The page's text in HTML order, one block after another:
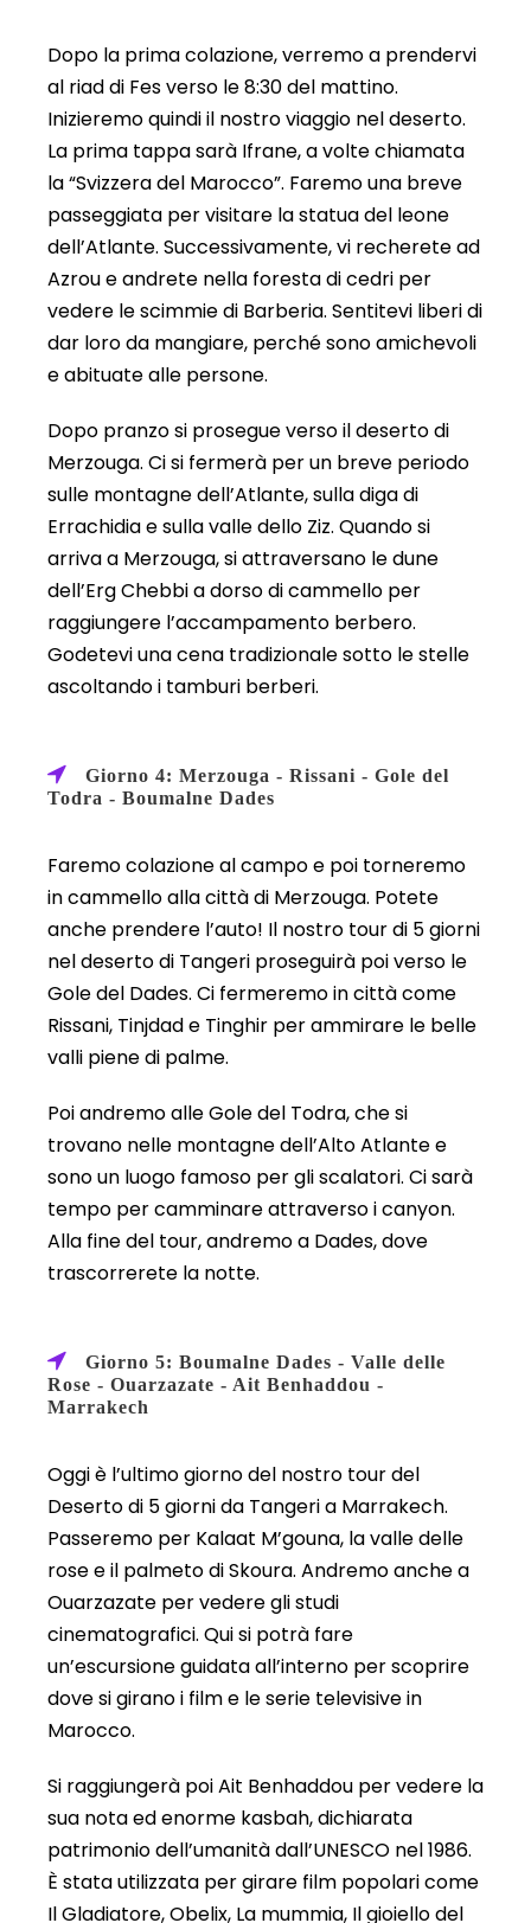
Dopo la prima colazione, verremo a prendervi
al riad di Fes verso le 8:30 del mattino.
Inizieremo quindi il nostro viaggio nel deserto.
La prima tappa sarà Ifrane, a volte chiamata
la “Svizzera del Marocco”. Faremo una breve
passeggiata per visitare la statua del leone
dell’Atlante. Successivamente, vi recherete ad
Azrou e andrete nella foresta di cedri per
vedere le scimmie di Barberia. Sentitevi liberi di
dar loro da mangiare, perché sono amichevoli
e abituate alle persone.
Dopo pranzo si prosegue verso il deserto di
Merzouga. Ci si fermerà per un breve periodo
sulle montagne dell’Atlante, sulla diga di
Errachidia e sulla valle dello Ziz. Quando si
arriva a Merzouga, si attraversano le dune
dell’Erg Chebbi a dorso di cammello per
raggiungere l’accampamento berbero.
Godetevi una cena tradizionale sotto le stelle
ascoltando i tamburi berberi.
Giorno 4: Merzouga - Rissani - Gole del
Todra - Boumalne Dades
Faremo colazione al campo e poi torneremo
in cammello alla città di Merzouga. Potete
anche prendere l’auto! Il nostro tour di 5 giorni
nel deserto di Tangeri proseguirà poi verso le
Gole del Dades. Ci fermeremo in città come
Rissani, Tinjdad e Tinghir per ammirare le belle
valli piene di palme.
Poi andremo alle Gole del Todra, che si
trovano nelle montagne dell’Alto Atlante e
sono un luogo famoso per gli scalatori. Ci sarà
tempo per camminare attraverso i canyon.
Alla fine del tour, andremo a Dades, dove
trascorrerete la notte.
Giorno 5: Boumalne Dades - Valle delle
Rose - Ouarzazate - Ait Benhaddou -
Marrakech
Oggi è l’ultimo giorno del nostro tour del
Deserto di 5 giorni da Tangeri a Marrakech.
Passeremo per Kalaat M’gouna, la valle delle
rose e il palmeto di Skoura. Andremo anche a
Ouarzazate per vedere gli studi
cinematografici. Qui si potrà fare
un’escursione guidata all’interno per scoprire
dove si girano i film e le serie televisive in
Marocco.
Si raggiungerà poi Ait Benhaddou per vedere la
sua nota ed enorme kasbah, dichiarata
patrimonio dell’umanità dall’UNESCO nel 1986.
È stata utilizzata per girare film popolari come
Il Gladiatore, Obelix, La mummia, Il gioiello del